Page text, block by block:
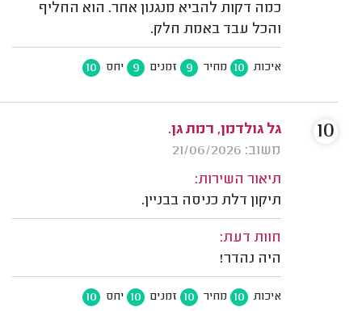
כמה דקות להביא מנגנון אחר. הוא החליף
והכל עבד באמת חלק.
איכות 10 מחיר 9 זמנים 9 יחס 10
גל גולדמן, רמת גן.
משוב: 21/06/2026
תיאור השירות:
תיקון דלת כניסה בבניין.
חוות דעת:
היה נהדר!
איכות 10 מחיר 10 זמנים 10 יחס 10
10